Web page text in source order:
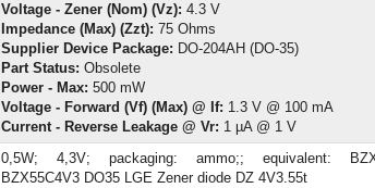
Voltage - Zener (Nom) (Vz): 4.3 V
Impedance (Max) (Zzt): 75 Ohms
Supplier Device Package: DO-204AH (DO-35)
Part Status: Obsolete
Power - Max: 500 mW
Voltage - Forward (Vf) (Max) @ If: 1.3 V @ 100 mA
Current - Reverse Leakage @ Vr: 1 µA @ 1 V
0,5W; 4,3V; packaging: ammo;; equivalent:
BZX55C4V3 DO35 LGE Zener diode DZ 4V3.55t